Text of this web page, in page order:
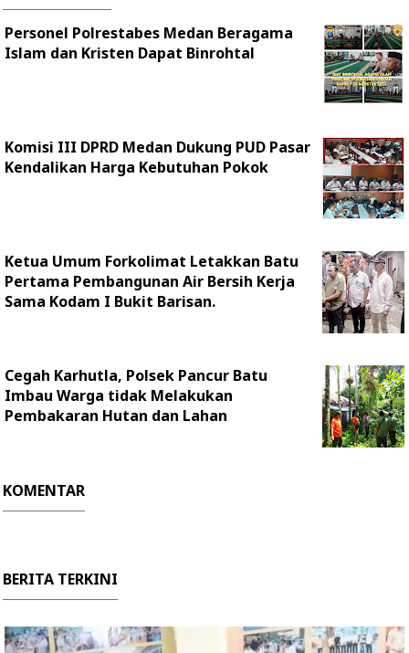
Personel Polrestabes Medan Beragama
Islam dan Kristen Dapat Binrohtal
Komisi III DPRD Medan Dukung PUD Pasar
Kendalikan Harga Kebutuhan Pokok
Ketua Umum Forkolimat Letakkan Batu
Pertama Pembangunan Air Bersih Kerja
Sama Kodam I Bukit Barisan.
Cegah Karhutla, Polsek Pancur Batu
Imbau Warga tidak Melakukan
Pembakaran Hutan dan Lahan
KOMENTAR
BERITA TERKINI